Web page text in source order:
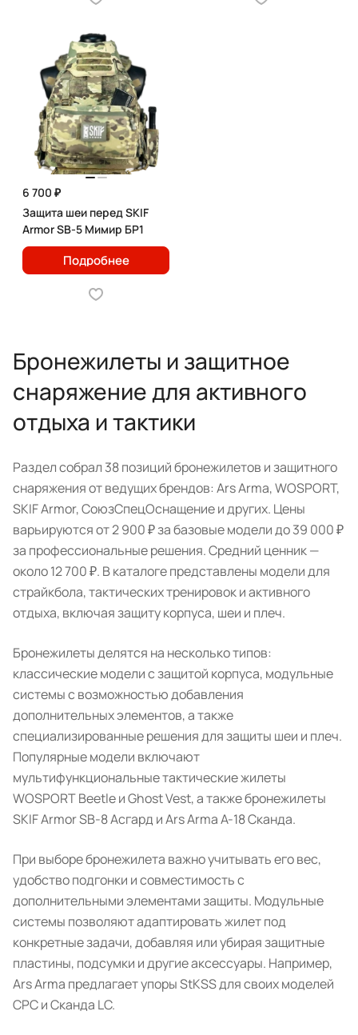
6 700 ₽
Защита шеи перед SKIF
Armor SB-5 Мимир БР1
Подробнее
Бронежилеты и защитное
снаряжение для активного
отдыха и тактики
Раздел собрал 38 позиций бронежилетов и защитного
снаряжения от ведущих брендов: Ars Arma, WOSPORT,
SKIF Armor, СоюзСпецОснащение и других. Цены
варьируются от 2 900 ₽ за базовые модели до 39 000 ₽
за профессиональные решения. Средний ценник —
около 12 700 ₽. В каталоге представлены модели для
страйкбола, тактических тренировок и активного
отдыха, включая защиту корпуса, шеи и плеч.
Бронежилеты делятся на несколько типов:
классические модели с защитой корпуса, модульные
системы с возможностью добавления
дополнительных элементов, а также
специализированные решения для защиты шеи и плеч.
Популярные модели включают
мультифункциональные тактические жилеты
WOSPORT Beetle и Ghost Vest, а также бронежилеты
SKIF Armor SB-8 Асгард и Ars Arma А-18 Сканда.
При выборе бронежилета важно учитывать его вес,
удобство подгонки и совместимость с
дополнительными элементами защиты. Модульные
системы позволяют адаптировать жилет под
конкретные задачи, добавляя или убирая защитные
пластины, подсумки и другие аксессуары. Например,
Ars Arma предлагает упоры StKSS для своих моделей
CPC и Сканда LC.